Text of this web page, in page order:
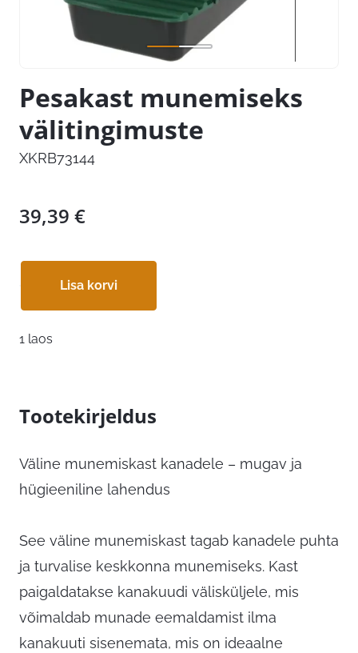
Pesakast munemiseks
välitingimuste
XKRB73144
39,39 €
Lisa korvi
1 laos
Tootekirjeldus
Väline munemiskast kanadele – mugav ja
hügieeniline lahendus
See väline munemiskast tagab kanadele puhta
ja turvalise keskkonna munemiseks. Kast
paigaldatakse kanakuudi välisküljele, mis
võimaldab munade eemaldamist ilma
kanakuuti sisenemata, mis on ideaalne